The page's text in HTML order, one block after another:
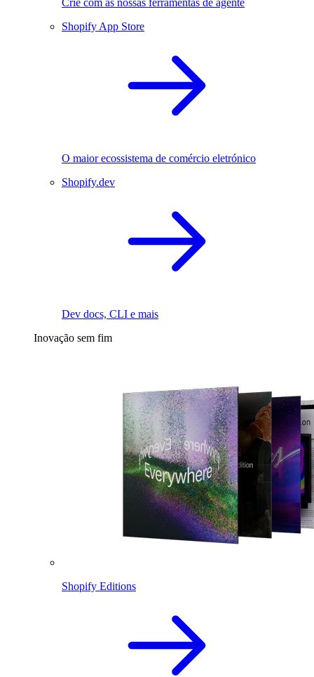
Crie com as nossas ferramentas de agente
Shopify App Store
O maior ecossistema de comércio eletrónico
Shopify.dev
Dev docs, CLI e mais
Inovação sem fim
Shopify Editions